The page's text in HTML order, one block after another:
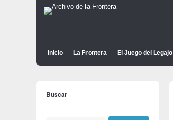
Inicio La Frontera El Juego del Legajo
Buscar